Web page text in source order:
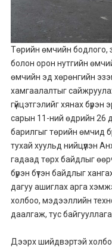
Төрийн өмчийн бодлого,
болон орон нутгийн
өмчийн эд хөрөнгийн
хамгаалалтыг
гүйцэтгэлийг хянах
сарын 11-ний өдрийн 26
барилгыг төрийн өмчид
тухай хуульд нийцүүлэн
гадаад төрх байдлыг
бүрэн бүтэн байдлыг
дагуу ашиглах арга
холбоо, мэдээллийн
даалгаж, тус
Дээрх шийдвэртэй